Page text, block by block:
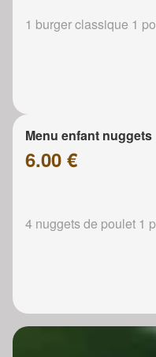
1 burger classique 1
Menu enfant nuggets
6.00 €
4 nuggets de poulet 1